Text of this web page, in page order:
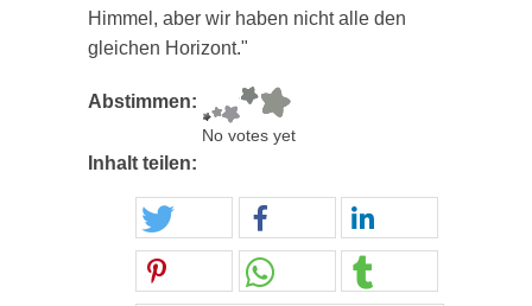
Himmel, aber wir haben nicht alle den
gleichen Horizont."
Abstimmen:
No votes yet
Inhalt teilen: